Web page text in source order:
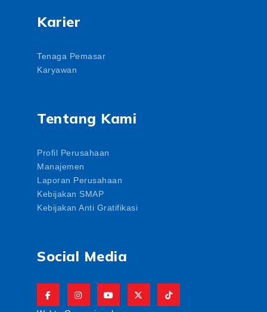
Karier
Tenaga Pemasar
Karyawan
Tentang Kami
Profil Perusahaan
Manajemen
Laporan Perusahaan
Kebijakan SMAP
Kebijakan Anti Gratifikasi
Social Media